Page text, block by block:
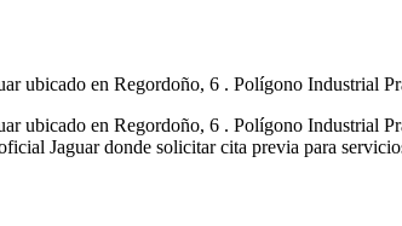
ubicado en Regordoño, 6 . Polígono Industrial
ubicado en Regordoño, 6 . Polígono Industrial
Jaguar donde solicitar cita previa para